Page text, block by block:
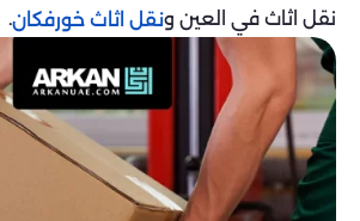
نقل اثاث في العين ونقل اثاث خورفكان.